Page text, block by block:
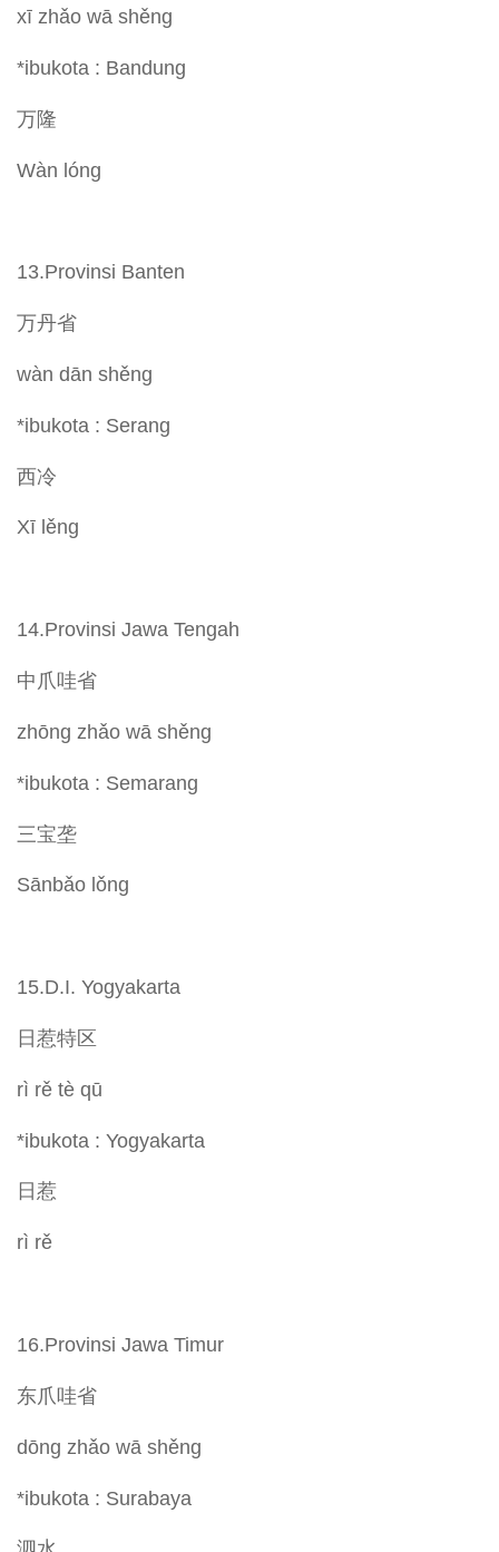
xī zhǎo wā shěng
*ibukota : Bandung
万隆
Wàn lóng
13.Provinsi Banten
万丹省
wàn dān shěng
*ibukota : Serang
西冷
Xī lěng
14.Provinsi Jawa Tengah
中爪哇省
zhōng zhǎo wā shěng
*ibukota : Semarang
三宝垄
Sānbǎo lǒng
15.D.I. Yogyakarta
日惹特区
rì rě tè qū
*ibukota : Yogyakarta
日惹
rì rě
16.Provinsi Jawa Timur
东爪哇省
dōng zhǎo wā shěng
*ibukota : Surabaya